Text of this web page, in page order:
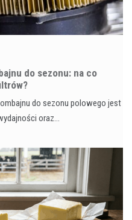
do sezonu: na co
do sezonu polowego jest
oraz…